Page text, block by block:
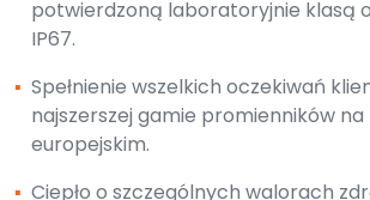
potwierdzoną laboratoryjnie klasą
IP67.
▪ Spełnienie wszelkich oczekiwań
najszerszej gamie promienników na
europejskim.
▪ Ciepło o szczególnych walorach